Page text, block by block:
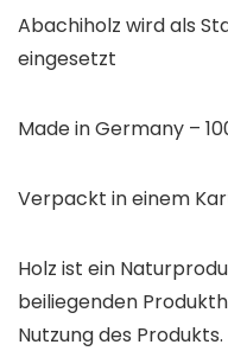
Abachiholz wird als
eingesetzt
Made in Germany –
Verpackt in einem
Holz ist ein
beiliegenden
Nutzung des Produkts.